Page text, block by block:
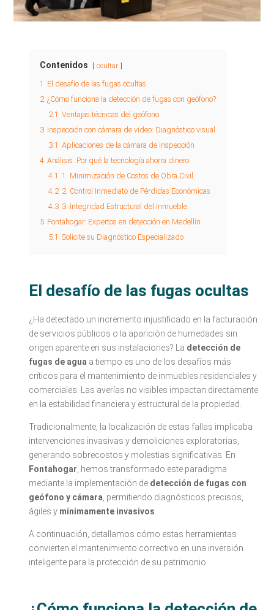
Contenidos ocultar
1 El desafío de las fugas ocultas
2 ¿Cómo funciona la detección de fugas con geófono?
2.1 Ventajas técnicas del geófono:
3 Inspección con cámara de video: Diagnóstico visual
3.1 Aplicaciones de la cámara de inspección
4 Análisis: Por qué la tecnología ahorra dinero
4.1 1. Minimización de Costos de Obra Civil
4.2 2. Control Inmediato de Pérdidas Económicas
4.3 3. Integridad Estructural del Inmueble
5 Fontahogar: Expertos en detección en Medellín
5.1 Solicite su Diagnóstico Especializado
El desafío de las fugas ocultas
¿Ha detectado un incremento injustificado en la facturación
de servicios públicos o la aparición de humedades sin
origen aparente en sus instalaciones? La detección de
fugas de agua a tiempo es uno de los desafíos más
críticos para el mantenimiento de inmuebles residenciales y
comerciales. Las averías no visibles impactan directamente
en la estabilidad financiera y estructural de la propiedad.
Tradicionalmente, la localización de estas fallas implicaba
intervenciones invasivas y demoliciones exploratorias,
generando sobrecostos y molestias significativas. En
Fontahogar , hemos transformado este paradigma
mediante la implementación de detección de fugas con
geófono y cámara , permitiendo diagnósticos precisos,
ágiles y mínimamente invasivos
A continuación, detallamos cómo estas herramientas
convierten el mantenimiento correctivo en una inversión
inteligente para la protección de su patrimonio.